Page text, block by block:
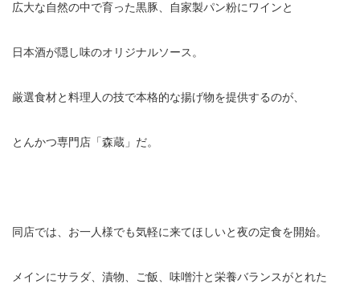
広大な自然の中で育った黒豚、自家製パン粉にワインと
日本酒が隠し味のオリジナルソース。
厳選食材と料理人の技で本格的な揚げ物を提供するのが、
とんかつ専門店「森蔵」だ。
同店では、お一人様でも気軽に来てほしいと夜の定食を開始。
メインにサラダ、漬物、ご飯、味噌汁と栄養バランスがとれた